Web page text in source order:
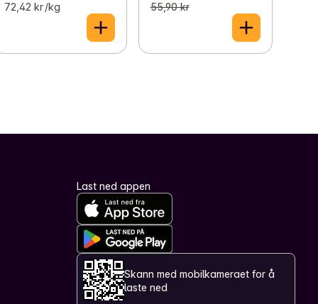
72,42 kr /kg 55,90 kr
Last ned appen
Skann med mobilkameraet for å
laste ned